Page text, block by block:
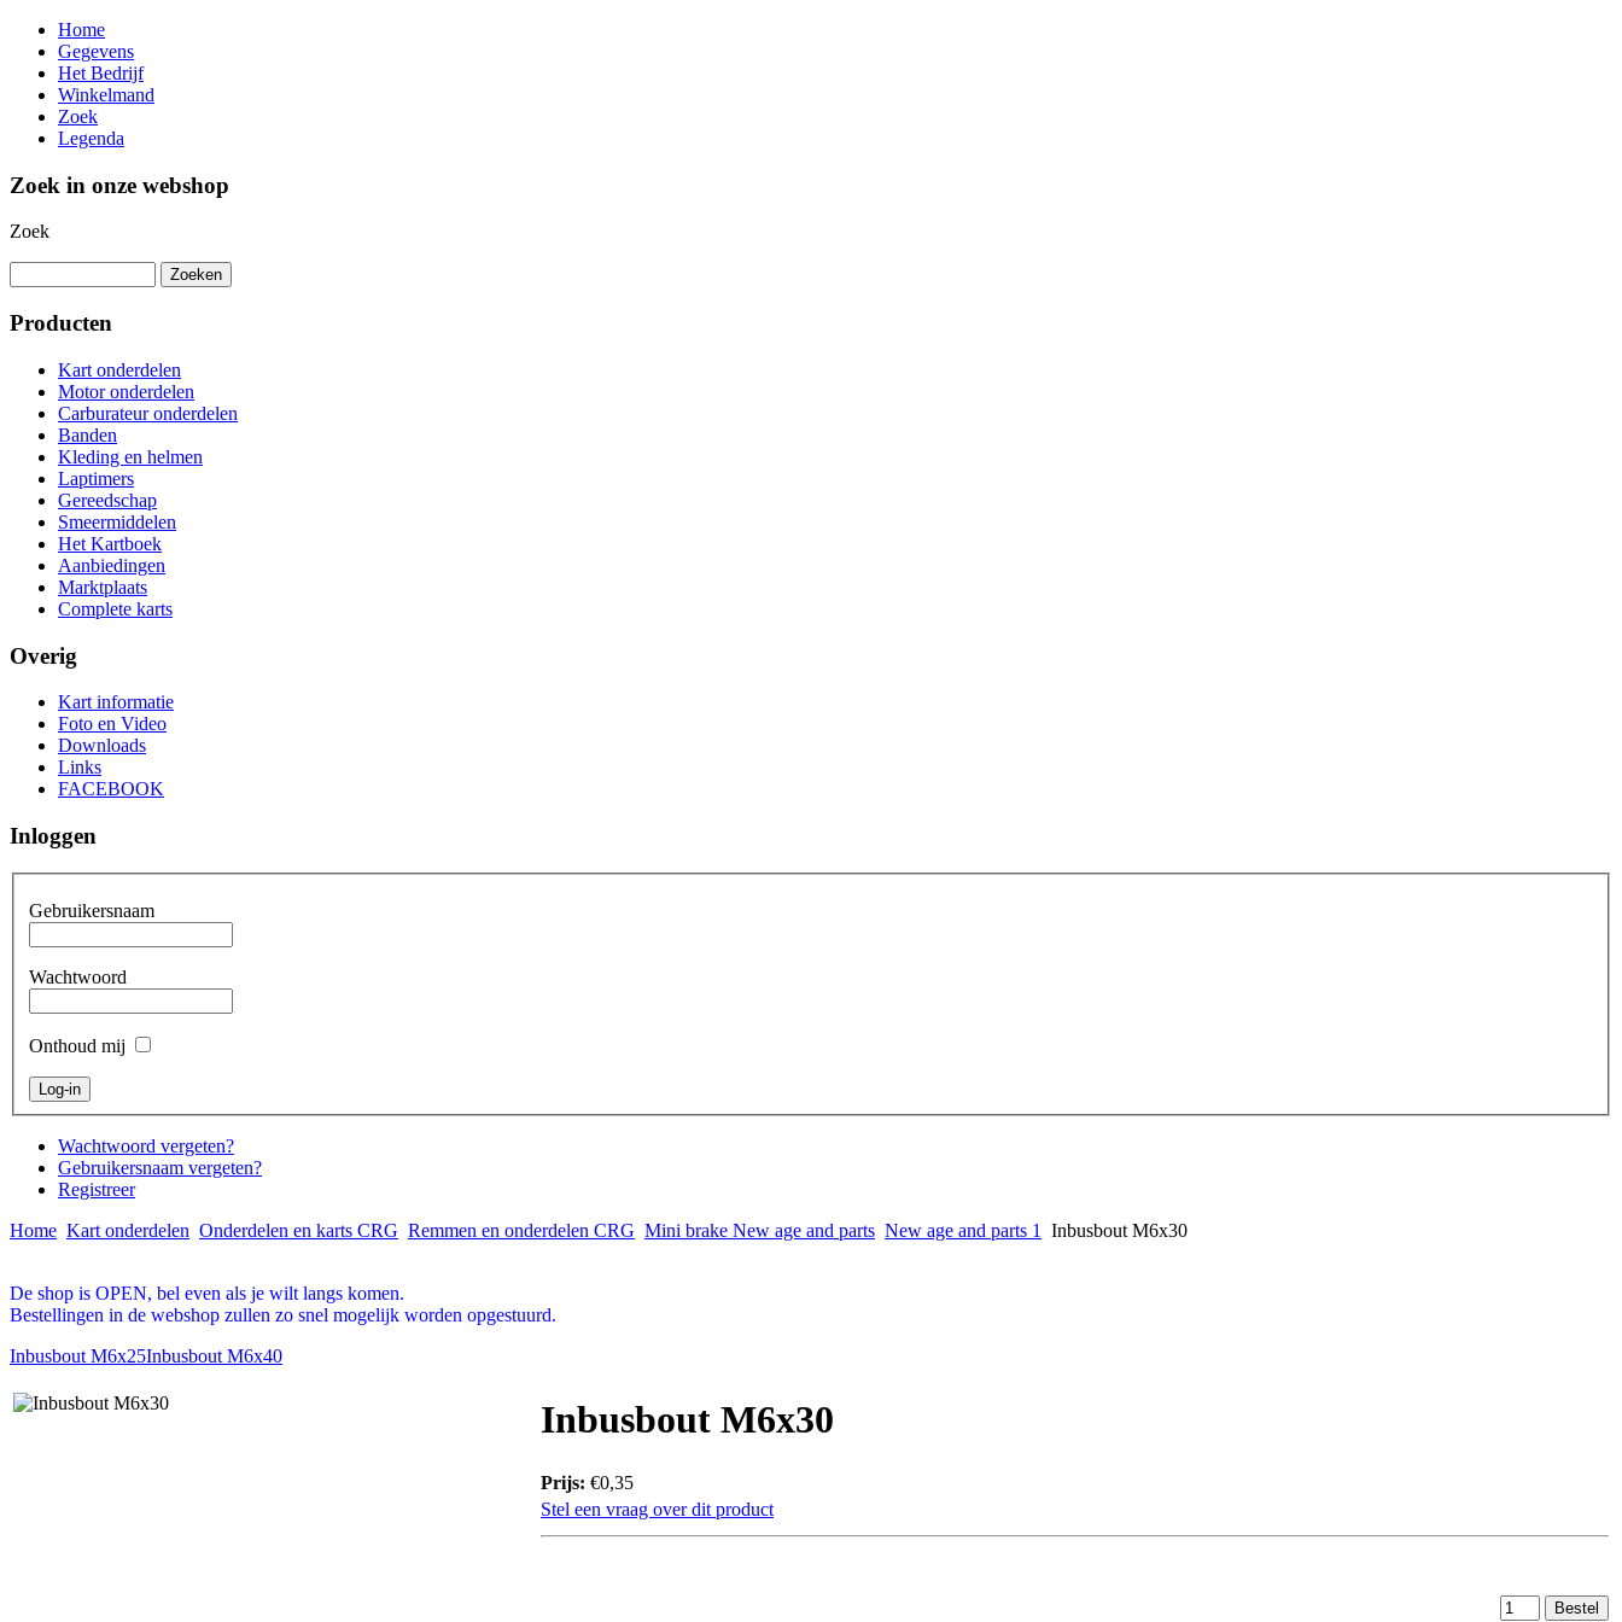
Home
Gegevens
Het Bedrijf
Winkelmand
Zoek
Legenda
Zoek in onze webshop
Zoek
Producten
Kart onderdelen
Motor onderdelen
Carburateur onderdelen
Banden
Kleding en helmen
Laptimers
Gereedschap
Smeermiddelen
Het Kartboek
Aanbiedingen
Marktplaats
Complete karts
Overig
Kart informatie
Foto en Video
Downloads
Links
FACEBOOK
Inloggen
Gebruikersnaam
Wachtwoord
Onthoud mij
Wachtwoord vergeten?
Gebruikersnaam vergeten?
Registreer
Home Kart onderdelen Onderdelen en karts CRG Remmen en onderdelen CRG Mini brake New age and parts New age and parts 1 Inbusbout M6x30
De shop is OPEN, bel even als je wilt langs komen.
Bestellingen in de webshop zullen zo snel mogelijk worden opgestuurd.
Inbusbout M6x25Inbusbout M6x40
Inbusbout M6x30
Prijs: €0,35
Stel een vraag over dit product